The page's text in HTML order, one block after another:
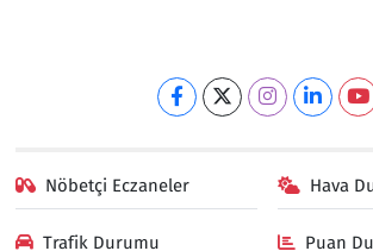
Nöbetçi Eczaneler Hava
Trafik Durumu Puan